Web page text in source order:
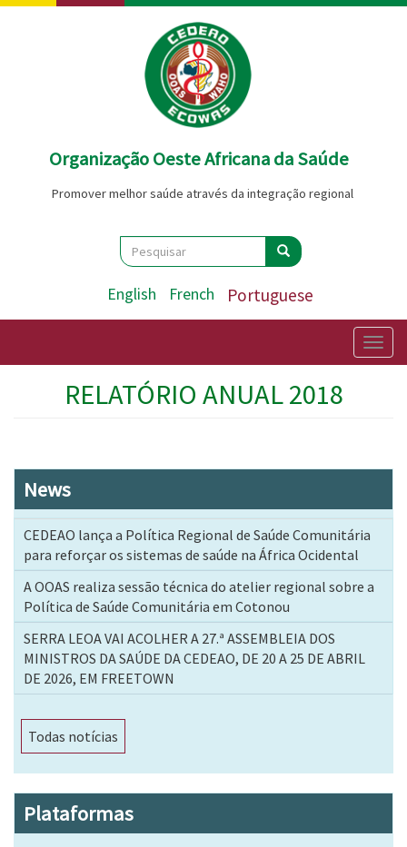
Passar
Organização Oeste Africana da Saúde
Promover melhor saúde através da integração regional
Search
Pesquisar Pesquisar
English French Portuguese
RELATÓRIO ANUAL 2018
News
CEDEAO lança a Política Regional de Saúde Comunitária
para reforçar os sistemas de saúde na África Ocidental
A OOAS realiza sessão técnica do atelier regional sobre a
Política de Saúde Comunitária em Cotonou
SERRA LEOA VAI ACOLHER A 27.ª ASSEMBLEIA DOS
MINISTROS DA SAÚDE DA CEDEAO, DE 20 A 25 DE ABRIL
DE 2026, EM FREETOWN
Todas notícias
Plataformas